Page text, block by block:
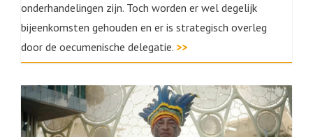
onderhandelingen zijn. Toch worden er wel degelijk
bijeenkomsten gehouden en er is strategisch overleg
door de oecumenische delegatie. >>